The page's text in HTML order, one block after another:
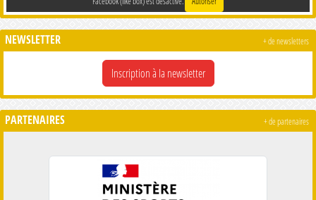
NEWSLETTER
Inscription à la newsletter
+ de newsletters
PARTENAIRES + de partenaires